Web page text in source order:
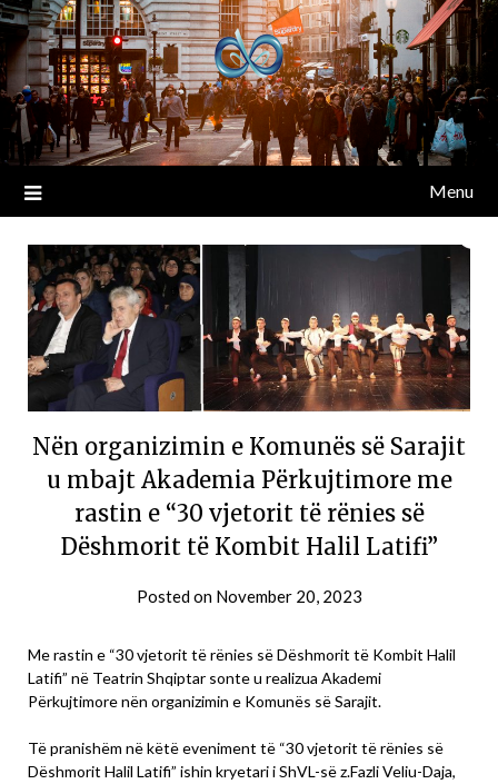
Menu
Nën organizimin e Komunës së Sarajit
u mbajt Akademia Përkujtimore me
rastin e “30 vjetorit të rënies së
Dëshmorit të Kombit Halil Latifi”
Posted on November 20, 2023
Me rastin e “30 vjetorit të rënies së Dëshmorit të Kombit Halil
Latifi” në Teatrin Shqiptar sonte u realizua Akademi
Përkujtimore nën organizimin e Komunës së Sarajit.
Të pranishëm në këtë eveniment të “30 vjetorit të rënies së
Dëshmorit Halil Latifi” ishin kryetari i ShVL-së z.Fazli Veliu-Daja,